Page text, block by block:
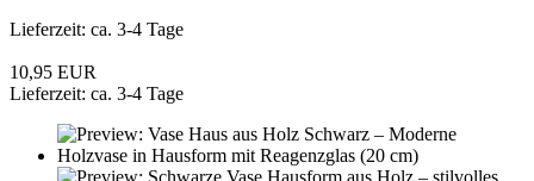
Lieferzeit: ca. 3-4 Tage
10,95 EUR
Lieferzeit: ca. 3-4 Tage